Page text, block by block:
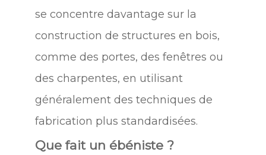
se concentre davantage sur la
construction de structures en bois,
comme des portes, des fenêtres ou
des charpentes, en utilisant
généralement des techniques de
fabrication plus standardisées.
Que fait un ébéniste ?